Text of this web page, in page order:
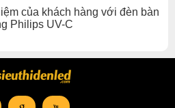
của khách hàng với đèn bàn
Philips UV-C